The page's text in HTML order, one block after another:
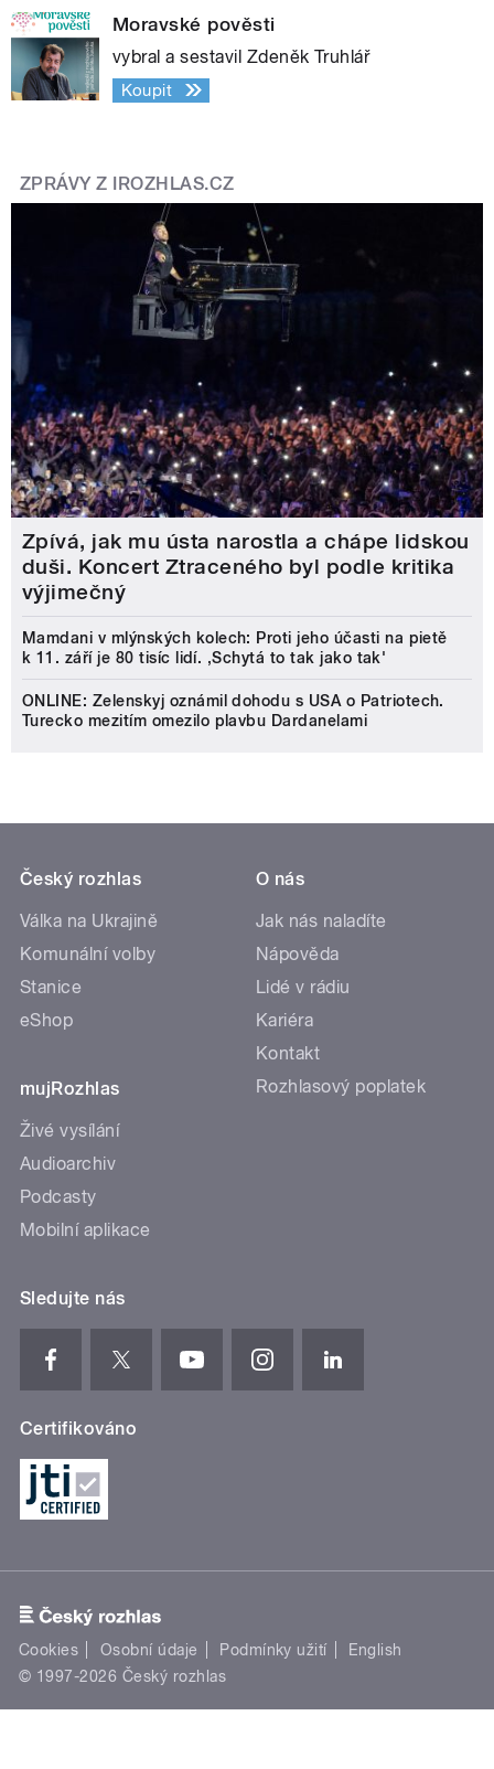
Moravské pověsti
vybral a sestavil Zdeněk Truhlář
Koupit
ZPRÁVY Z IROZHLAS.CZ
Zpívá, jak mu ústa narostla a chápe lidskou
duši. Koncert Ztraceného byl podle kritika
výjimečný
Mamdani v mlýnských kolech: Proti jeho účasti na pietě
k 11. září je 80 tisíc lidí. ‚Schytá to tak jako tak'
ONLINE: Zelenskyj oznámil dohodu s USA o Patriotech.
Turecko mezitím omezilo plavbu Dardanelami
Český rozhlas
Válka na Ukrajině
Komunální volby
Stanice
eShop
mujRozhlas
Živé vysílání
Audioarchiv
Podcasty
Mobilní aplikace
O nás
Jak nás naladíte
Nápověda
Lidé v rádiu
Kariéra
Kontakt
Rozhlasový poplatek
Sledujte nás
Certifikováno
Cookies Osobní údaje Podmínky užití
English
© 1997-2026 Český rozhlas